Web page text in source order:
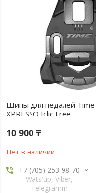
Шипы для педалей Time
XPRESSO Iclic Free
10 900 ₸
Нет в наличии
+7 (705) 253-98-70
Wats'up, Viber,
Telegramm